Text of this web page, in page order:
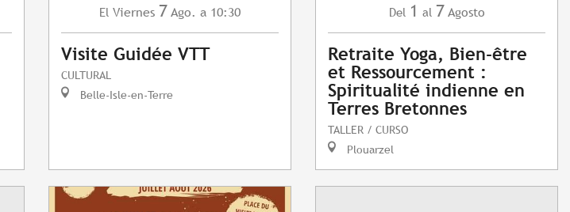
El Viernes 7 Ago. a 10:30
Visite Guidée VTT
CULTURAL
Belle-Isle-en-Terre
Del 1 al 7 Agosto
Retraite Yoga, Bien-être
et Ressourcement :
Spiritualité indienne en
Terres Bretonnes
TALLER / CURSO
Plouarzel